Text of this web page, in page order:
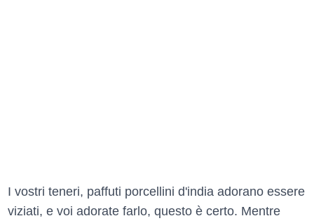
I vostri teneri, paffuti porcellini d'india adorano essere
viziati, e voi adorate farlo, questo è certo. Mentre